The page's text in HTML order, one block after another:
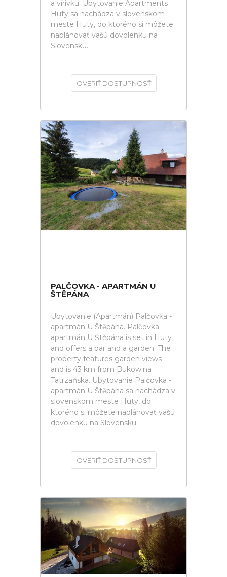
a vírivku. Ubytovanie Apartments
Huty sa nachádza v slovenskom
meste Huty, do ktorého si môžete
naplánovať vašú dovolenku na
Slovensku.
OVERIŤ DOSTUPNOSŤ
PALČOVKA - APARTMÁN U
ŠTĚPÁNA
Ubytovanie (Apartmán) Palčovka -
apartmán U Štěpána. Palčovka -
apartmán U Štěpána is set in Huty
and offers a bar and a garden. The
property features garden views
and is 43 km from Bukowina
Tatrzańska. Ubytovanie Palčovka -
apartmán U Štěpána sa nachádza v
slovenskom meste Huty, do
ktorého si môžete naplánovať vašú
dovolenku na Slovensku.
OVERIŤ DOSTUPNOSŤ